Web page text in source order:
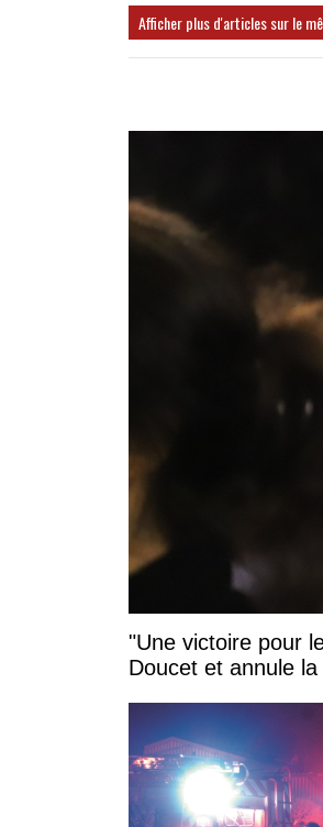
Afficher plus d'articles sur le
"Une victoire pour
Doucet et annule